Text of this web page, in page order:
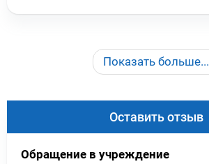
Показать больше...
Оставить отзыв
Обращение в учреждение